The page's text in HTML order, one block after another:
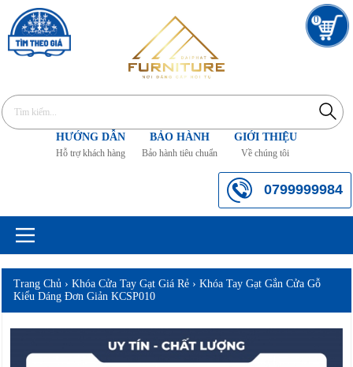
0
HƯỚNG DẪN
Hỗ trợ khách hàng
BẢO HÀNH
Bảo hành tiêu chuẩn
GIỚI THIỆU
Về chúng tôi
0799999984
Trang Chủ ›Khóa Cửa Tay Gạt Giá Rẻ ›Khóa Tay Gạt Gắn Cửa Gỗ
Kiểu Dáng Đơn Giản KCSP010